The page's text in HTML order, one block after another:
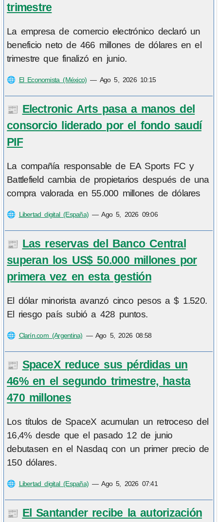
trimestre
La empresa de comercio electrónico declaró un
beneficio neto de 466 millones de dólares en el
trimestre que finalizó en junio.
🌐 El Economista (México) — Ago 5, 2026 10:15
📰 Electronic Arts pasa a manos del
consorcio liderado por el fondo saudí
PIF
La compañía responsable de EA Sports FC y
Battlefield cambia de propietarios después de una
compra valorada en 55.000 millones de dólares
🌐 Libertad digital (España) —Ago 5, 2026 09:06
📰 Las reservas del Banco Central
superan los US$ 50.000 millones por
primera vez en esta gestión
El dólar minorista avanzó cinco pesos a $ 1.520.
El riesgo país subió a 428 puntos.
🌐 Clarín.com (Argentina) — Ago 5, 2026 08:58
📰 SpaceX reduce sus pérdidas un
46% en el segundo trimestre, hasta
470 millones
Los títulos de SpaceX acumulan un retroceso del
16,4% desde que el pasado 12 de junio
debutasen en el Nasdaq con un primer precio de
150 dólares.
🌐 Libertad digital (España) —Ago 5, 2026 07:41
📰 El Santander recibe la autorización